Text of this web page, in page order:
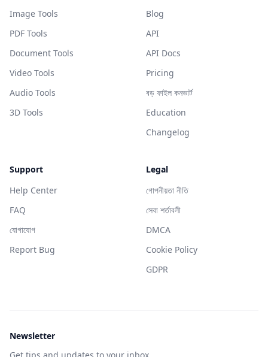
Image Tools
PDF Tools
Document Tools
Video Tools
Audio Tools
3D Tools
Blog
API
API Docs
Pricing
বড় ফাইল কনভার্ট
Education
Changelog
Support
Help Center
FAQ
যোগাযোগ
Report Bug
Legal
গোপনীয়তা নীতি
সেবা শর্তাবলী
DMCA
Cookie Policy
GDPR
Newsletter